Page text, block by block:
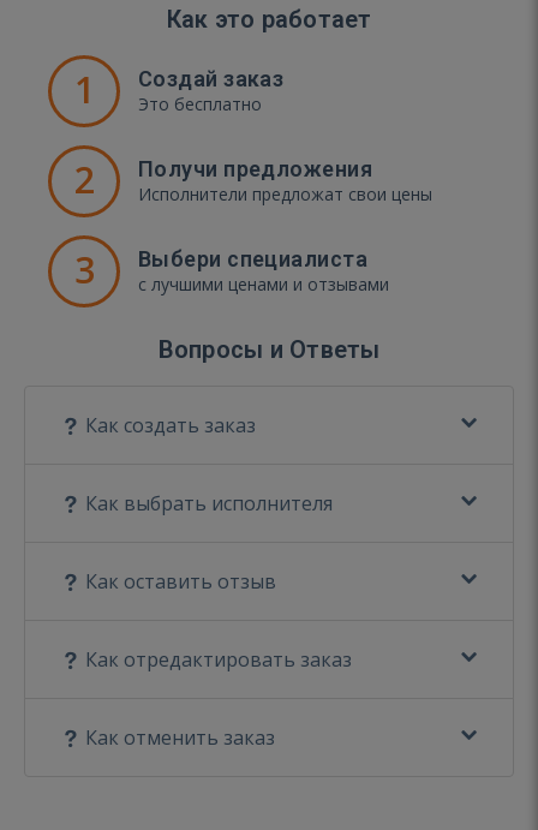
Как это работает
1 Создай заказ
Это бесплатно
2 Получи предложения
Исполнители предложат свои цены
3 Выбери специалиста
с лучшими ценами и отзывами
Вопросы и Ответы
Как создать заказ
Как выбрать исполнителя
Как оставить отзыв
Как отредактировать заказ
Как отменить заказ